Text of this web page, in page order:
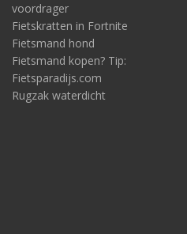
voordrager
Fietskratten in Fortnite
Fietsmand hond
Fietsmand kopen? Tip:
Fietsparadijs.com
Rugzak waterdicht